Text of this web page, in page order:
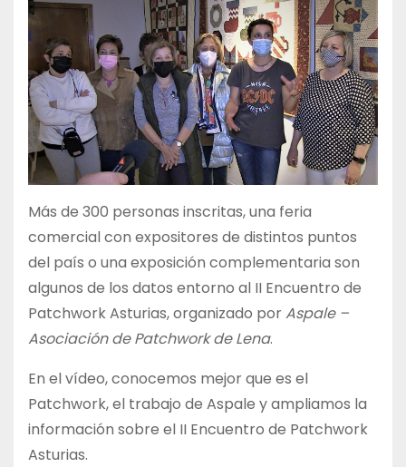
Más de 300 personas inscritas, una feria
comercial con expositores de distintos puntos
del país o una exposición complementaria son
algunos de los datos entorno al II Encuentro de
Patchwork Asturias, organizado porAspale –
Asociación de Patchwork de Lena.
En el vídeo, conocemos mejor que es el
Patchwork, el trabajo de Aspale y ampliamos la
información sobre el II Encuentro de Patchwork
Asturias.